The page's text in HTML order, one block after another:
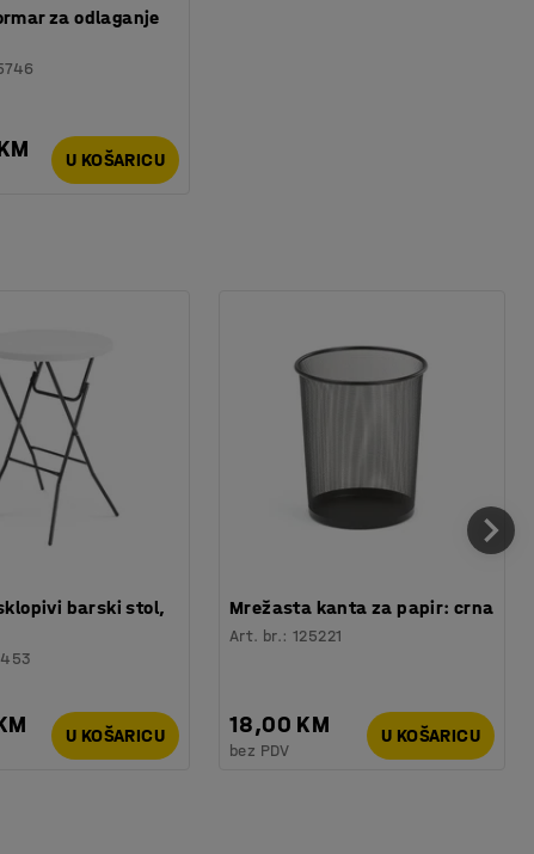
za odlaganje
U KOŠARICU
barski stol,
U KOŠARICU
Mrežasta kanta za papir: crna
Art. br.:125221
18,00 KM
bez PDV
U KOŠARICU